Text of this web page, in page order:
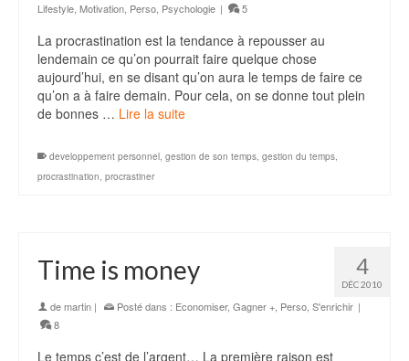
Lifestyle Motivation Perso Psychologie | 5
La procrastination est la tendance à repousser au
lendemain ce qu’on pourrait faire quelque chose
aujourd’hui, en se disant qu’on aura le temps de faire ce
qu’on a à faire demain. Pour cela, on se donne tout plein
de bonnes … Lire la suite
developpement personnel, gestion de son temps, gestion du temps,
procrastination, procrastiner
4
DÉC 2010
Time is money
demartin | Posté dans : Economiser, Gagner + Perso S'enrichir |
8
Le temps c’est de l’argent… La première raison est